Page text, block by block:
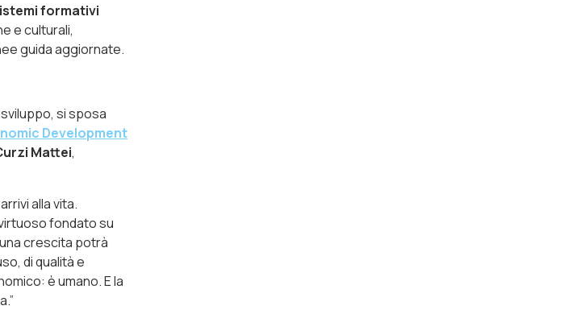
formativi
e culturali,
guida aggiornate.
si sposa
Development
Mattei,
alla vita.
fondato su
crescita potrà
di qualità e
è umano. E la